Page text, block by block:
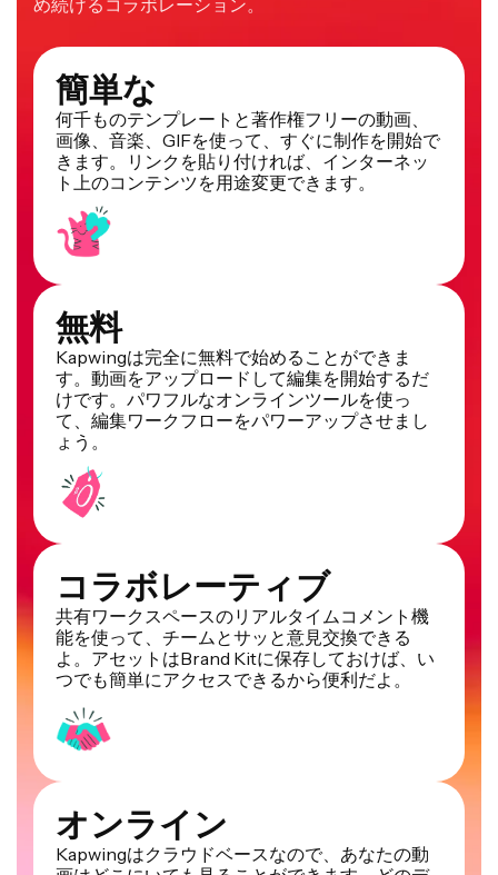
簡単な
何千ものテンプレートと著作権フリーの動画、
画像、音楽、GIFを使って、すぐに制作を開始で
きます。リンクを貼り付ければ、インターネッ
ト上のコンテンツを用途変更できます。
無料
Kapwingは完全に無料で始めることができま
す。動画をアップロードして編集を開始するだ
けです。パワフルなオンラインツールを使っ
て、編集ワークフローをパワーアップさせまし
ょう。
コラボレーティブ
共有ワークスペースのリアルタイムコメント機
能を使って、チームとサッと意見交換できる
よ。アセットはBrand Kitに保存しておけば、い
つでも簡単にアクセスできるから便利だよ。
オンライン
Kapwingはクラウドベースなので、あなたの動